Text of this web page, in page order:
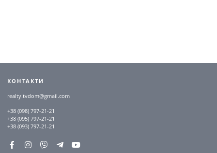
КОНТАКТИ
realty.tvdom@gmail.com
+38 (098) 797-21-21
+38 (095) 797-21-21
+38 (093) 797-21-21